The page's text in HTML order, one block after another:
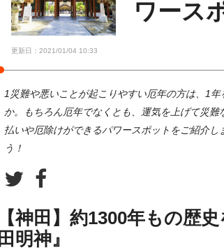
ワース
更新日：2021/01/04 10:33
1災難や悪いことが起こりやすい厄年の方は、1
か。もちろん厄年でなくとも、運気を上げて災
払いや厄除けができるパワースポットをご紹介
う！
【神田】約1300年もの歴
田明神』